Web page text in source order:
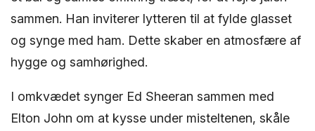
sammen. Han inviterer lytteren til at fylde glasset
og synge med ham. Dette skaber en atmosfære af
hygge og samhørighed.
I omkvædet synger Ed Sheeran sammen med
Elton John om at kysse under misteltenen, skåle